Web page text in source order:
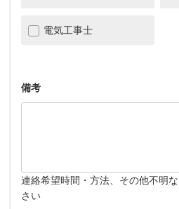
電気工事士
備考
連絡希望時間・方法、その他不明
さい